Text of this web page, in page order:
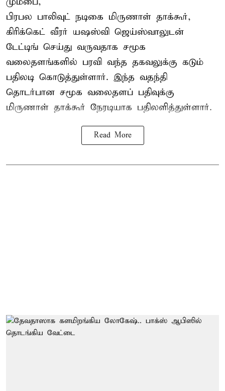
பிரபல பாலிவுட் நடிகை மிருணாள் தாக்கூர்,
கிரிக்கெட் வீரர் யஷஸ்வி ஜெய்ஸ்வாலுடன்
டேட்டிங் செய்து வருவதாக சமூக
வலைதளங்களில் பரவி வந்த தகவலுக்கு கடும்
பதிலடி கொடுத்துள்ளார். இந்த வதந்தி
தொடர்பான சமூக வலைதளப் பதிவுக்கு
மிருணாள் தாக்கூர் நேரடியாக பதிலளித்துள்ளார்.
Read More